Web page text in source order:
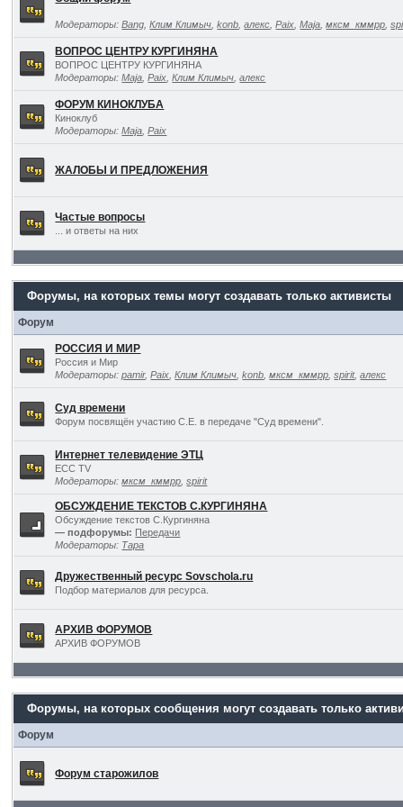
Модераторы:Bang ,Клим Климыч ,konb ,алекс ,Paix ,Maja ,мксм_кммрр ,
ВОПРОС ЦЕНТРУ КУРГИНЯНА
ВОПРОС ЦЕНТРУ КУРГИНЯНА
Модераторы:Maja ,Paix ,Клим Климыч ,алекс
ФОРУМ КИНОКЛУБА
Киноклуб
Модераторы:Maja ,Paix
ЖАЛОБЫ И ПРЕДЛОЖЕНИЯ
Частые вопросы
... и ответы на них
Форумы, на которых темы могут создавать только активисты
Форум
РОССИЯ И МИР
Россия и Мир
Модераторы:pamir,Paix ,Клим Климыч ,konb ,мксм_кммрр ,spirit,алекс
Суд времени
Форум посвящён участию С.Е. в передаче "Суд времени".
Интернет телевидение ЭТЦ
ECC TV
Модераторы:мксм_кммрр ,spirit
ОБСУЖДЕНИЕ ТЕКСТОВ С.КУРГИНЯНА
Обсуждение текстов С.Кургиняна
— подфорумы: Передачи
Модераторы: Тара
Дружественный ресурс Sovschola.ru
Подбор материалов для ресурса.
АРХИВ ФОРУМОВ
АРХИВ ФОРУМОВ
Форумы, на которых сообщения могут создавать только
Форум
Форум старожилов